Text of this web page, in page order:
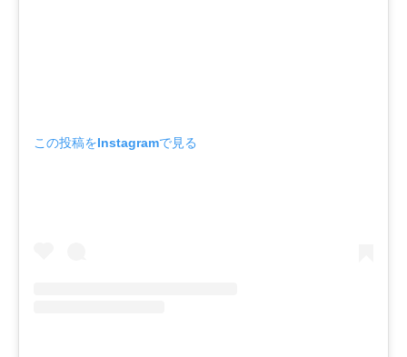
この投稿をInstagramで見る